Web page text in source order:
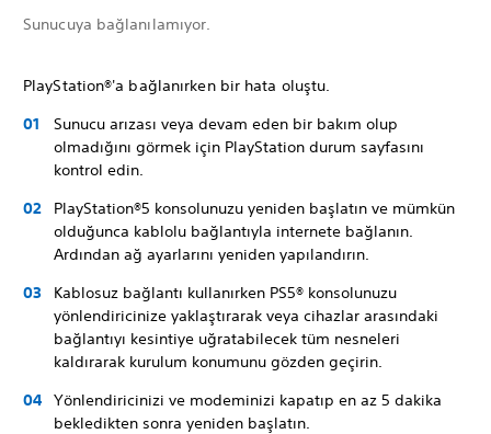
Sunucuya bağlanılamıyor.
PlayStation®'a bağlanırken bir hata oluştu.
Sunucu arızası veya devam eden bir bakım olup
olmadığını görmek için PlayStation durum sayfasını
kontrol edin.
PlayStation®5 konsolunuzu yeniden başlatın ve mümkün
olduğunca kablolu bağlantıyla internete bağlanın.
Ardından ağ ayarlarını yeniden yapılandırın.
Kablosuz bağlantı kullanırken PS5® konsolunuzu
yönlendiricinize yaklaştırarak veya cihazlar arasındaki
bağlantıyı kesintiye uğratabilecek tüm nesneleri
kaldırarak kurulum konumunu gözden geçirin.
Yönlendiricinizi ve modeminizi kapatıp en az 5 dakika
bekledikten sonra yeniden başlatın.